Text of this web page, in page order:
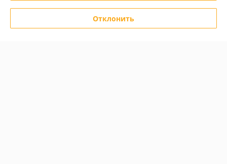
Сайт создан на платформе Deal.by
Отклонить